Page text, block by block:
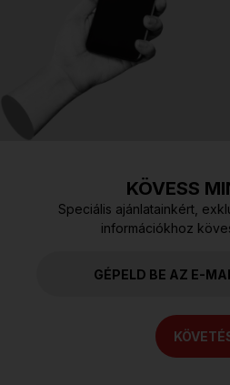
KÖVESS
Speciális ajánlatainkért,
információkhoz